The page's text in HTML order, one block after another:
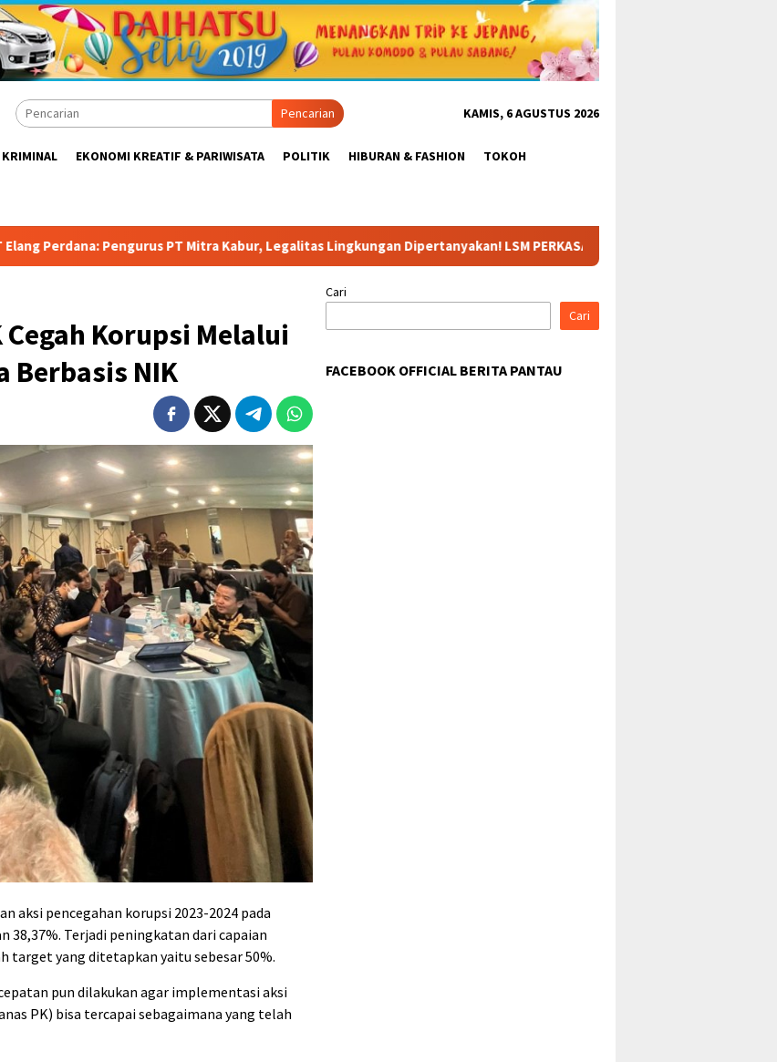
Pencarian KAMIS, 6 AGUSTUS 2026
EKONOMI KREATIF & PARIWISATA POLITIK HIBURAN & FASHION TOKOH
PT Mitra Kabur, Legalitas Lingkungan Dipertanyakan! LSM PERKASA dan BeritaPantau Desak Usut Tuntas Skandal
Korupsi Melalui
Berbasis NIK
aksi pencegahan korupsi 2023-2024 pada
38,37%. Terjadi peningkatan dari capaian
target yang ditetapkan yaitu sebesar 50%.
pun dilakukan agar implementasi aksi
PK) bisa tercapai sebagaimana yang telah
Cari
Cari
FACEBOOK OFFICIAL BERITA PANTAU